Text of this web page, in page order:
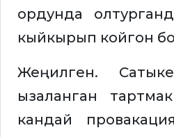
ордунда
кыйкырып койгон
Жеңилген.
ызаланган
кандай